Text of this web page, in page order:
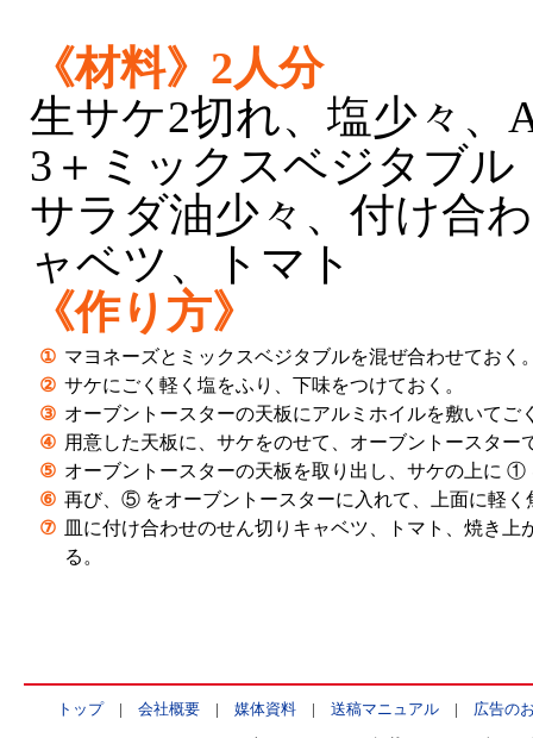
《材料》2人分
生サケ2切れ、塩少々、
3＋ミックスベジタブル
サラダ油少々、付け合
ャベツ、トマト
《作り方》
① マヨネーズとミックスベジタブルを混ぜ合わせておく
② サケにごく軽く塩をふり、下味をつけておく。
③ オーブントースターの天板にアルミホイルを敷いてご
④ 用意した天板に、サケをのせて、オーブントースター
⑤ オーブントースターの天板を取り出し、サケの上に ①
⑥ 再び、⑤ をオーブントースターに入れて、上面に軽く
⑦
皿に付け合わせのせん切りキャベツ、トマト、焼き
る。
トップ| 会社概要| 媒体資料| 送稿マニュアル| 広告の